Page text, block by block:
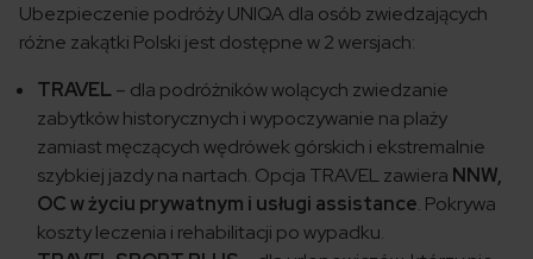
Ubezpieczenie podróży UNIQA dla osób zwiedzających
różne zakątki Polski jest dostępne w 2 wersjach:
TRAVEL– dla podróżników wolących zwiedzanie
zabytków historycznych i wypoczywanie na plaży
zamiast męczących wędrówek górskich i ekstremalnie
szybkiej jazdy na nartach. Opcja TRAVEL zawiera NNW,
OC w życiu prywatnym i usługi assistance. Pokrywa
koszty leczenia i rehabilitacji po wypadku.